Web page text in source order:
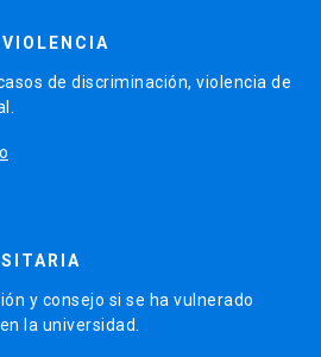
de discriminación, violencia de
y consejo si se ha vulnerado
la universidad.